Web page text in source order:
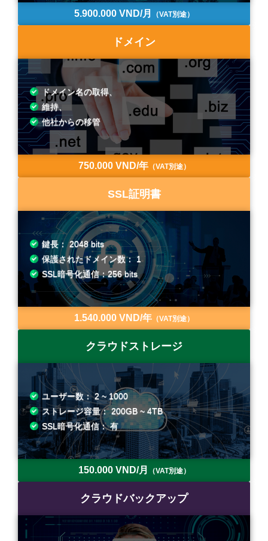
5.900.000 VND/月 （VAT別途）
ドメイン
ドメイン名の取得、
維持、
他社からの移管
750.000 VND/年（VAT別途）
SSL証明書
鍵長： 2048 bits
保護されたドメイン数： 1
SSL暗号化通信：256 bits
1.540.000 VND/年 （VAT別途）
クラウドストレージ
ユーザー数： 2 ~ 1000
ストレージ容量： 200GB ~ 4TB
SSL暗号化通信： 有
150.000 VND/月 （VAT別途）
クラウドバックアップ